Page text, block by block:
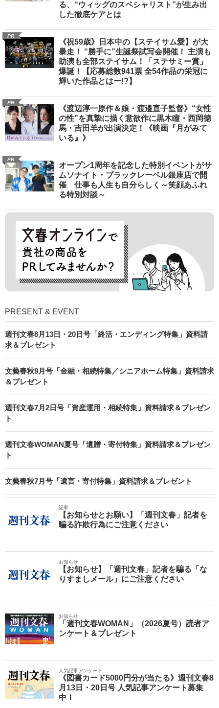
る、“ウィッグのスペシャリスト”が生み出
した徹底ケアとは
PR
《祝59歳》日本中の【ステイサム愛】が大
暴走！ “勝手に”生誕祭試写会開催！ 主演も
助演も全部ステイサム！「ステサミー賞」
爆誕！【応募総数941票 全54作品の栄冠に
輝いた作品とはー!?】
PR
《渡辺淳一原作＆娘・渡邉直子監督》“女性
の性”を真摯に描く意欲作に黒木瞳・西岡德
馬・吉田羊が出演決定！《映画『月がみて
いる』》
PR
オープン1周年を記念した特別イベントがサ
ムソナイト・ブラックレーベル銀座店で開
催 仕事も人生も自分らしく～笑顔あふれ
る特別対談～
PRESENT & EVENT
週刊文春8月13日・20日号「終活・エンディング特集」資料請
求＆プレゼント
文藝春秋9月号「金融・相続特集／シニアホーム特集」資料請求
＆プレゼント
週刊文春7月2日号「資産運用・相続特集」資料請求＆プレゼン
ト
週刊文春WOMAN夏号「遺贈・寄付特集」資料請求＆プレゼン
ト
文藝春秋7月号「遺言・寄付特集」資料請求＆プレゼント
記事
【お知らせとお願い】「週刊文春」記者を
騙る詐欺行為にご注意ください
お知らせ
【お知らせ】「週刊文春」記者を騙る「な
りすましメール」にご注意ください
お知らせ
「週刊文春WOMAN」（2026夏号）読者ア
ンケート＆プレゼント
人気記事アンケート
《図書カード5000円分が当たる》週刊文春8
月13日・20日号 人気記事アンケート募集
中！